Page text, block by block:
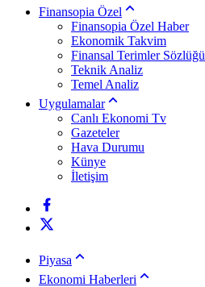
Finansopia Özel
Finansopia Özel Haber
Ekonomik Takvim
Finansal Terimler Sözlüğü
Teknik Analiz
Temel Analiz
Uygulamalar
Canlı Ekonomi Tv
Gazeteler
Hava Durumu
Künye
İletişim
Piyasa
Ekonomi Haberleri